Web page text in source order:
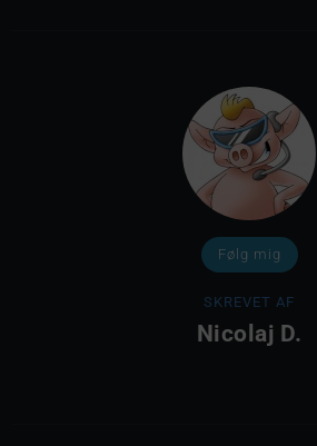
Følg mig
SKREVET AF
Nicolaj D.